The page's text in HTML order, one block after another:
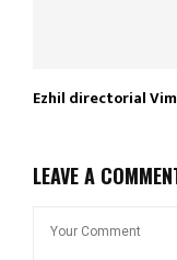
Ezhil directorial
LEAVE A